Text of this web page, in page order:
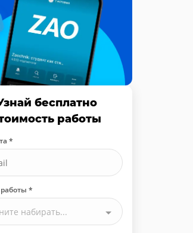
бесплатно
работы
*
*
набирать...